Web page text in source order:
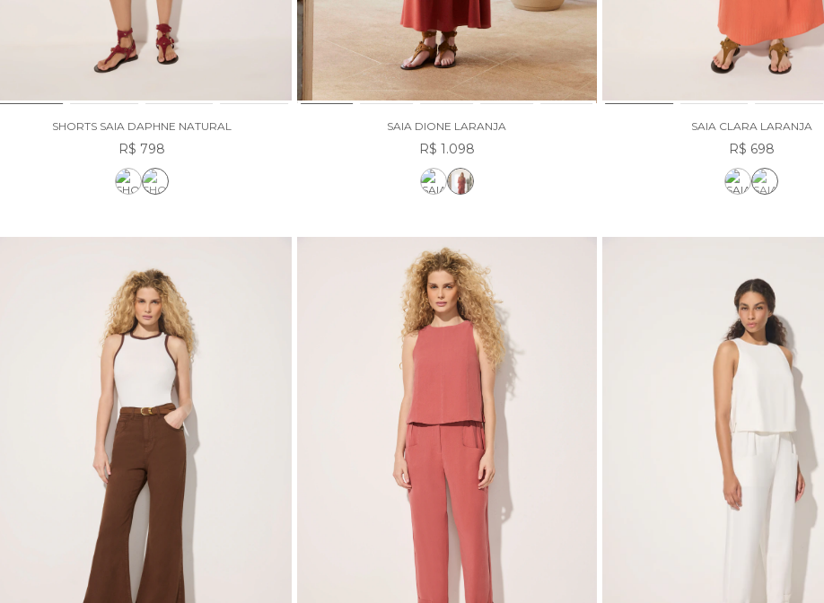
SHORTS SAIA DAPHNE NATURAL
R$ 798
SAIA DIONE LARANJA
R$ 1.098
SAIA CLARA LARANJA
R$ 698